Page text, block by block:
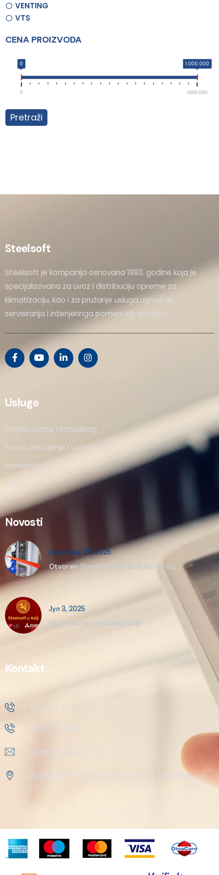
VENTING
VTS
CENA PROIZVODA
0 1.000.000
0 1.000.000
Pretraži
Steelsoft
Steelsoft je kompanija osnovana 1993. godine koja je
specijalizovana za uvoz i distribuciju opreme za
klimatizaciju, kao i za pružanje usluga ugradnje,
servisiranja i inženjeringa pomenutih sistema.
Usluge
Projektovanje i konsalting
Servis, izvodjenje i održavanje
Inženjering
Shop
Novosti
Децембар 23, 2025
Otvoren Steelsoft Ogranak Novi Sad
Јул 3, 2025
Naši inženjeri u dalekoj Aziji
Kontakt
+ 381 11 37 57 555
+ 381 18 41 51 230
prodaja@steelsoft.rs
Autoput za Novi Sad 71 11080, Zemun-Beograd